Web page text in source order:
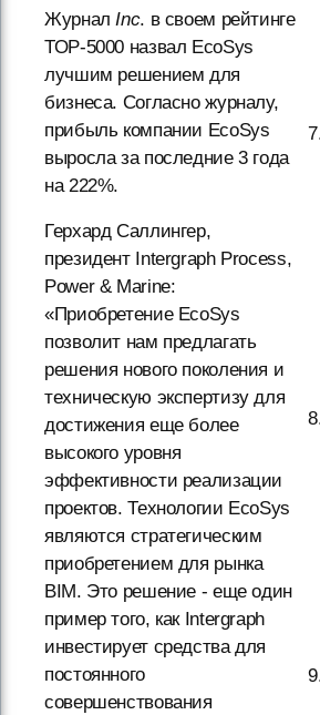
ЖурналInc. в своем рейтинге
ТОР-5000 назвал EcoSys
лучшим решением для
бизнеса. Согласно журналу,
прибыль компании EcoSys
выросла за последние 3 года
на 222%.
Герхард Саллингер,
президент Intergraph Process,
Power & Marine:
«Приобретение EcoSys
позволит нам предлагать
решения нового поколения и
техническую экспертизу для
достижения еще более
высокого уровня
эффективности реализации
проектов. Технологии EcoSys
являются стратегическим
приобретением для рынка
BIM. Это решение - еще один
пример того, как Intergraph
инвестирует средства для
постоянного
совершенствования